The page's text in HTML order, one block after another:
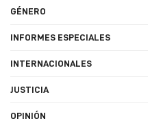
GÉNERO
INFORMES ESPECIALES
INTERNACIONALES
JUSTICIA
OPINIÓN